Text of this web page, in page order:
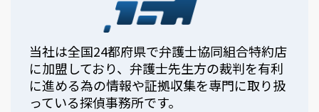
当社は全国24都府県で弁護士協同組合特約店
に加盟しており、弁護士先生方の裁判を有利
に進める為の情報や証拠収集を専門に取り扱
っている探偵事務所です。